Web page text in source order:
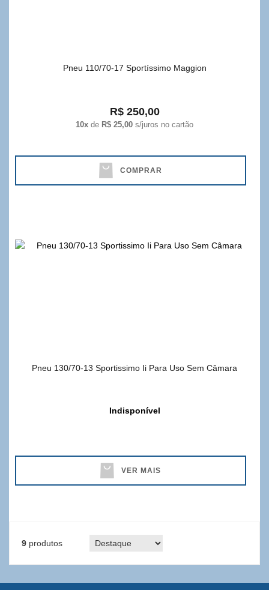
Pneu 110/70-17 Sportíssimo Maggion
R$ 250,00
10x de R$ 25,00 s/juros no cartão
COMPRAR
Pneu 130/70-13 Sportissimo Ii Para Uso Sem Câmara
Indisponível
VER MAIS
9 produtos